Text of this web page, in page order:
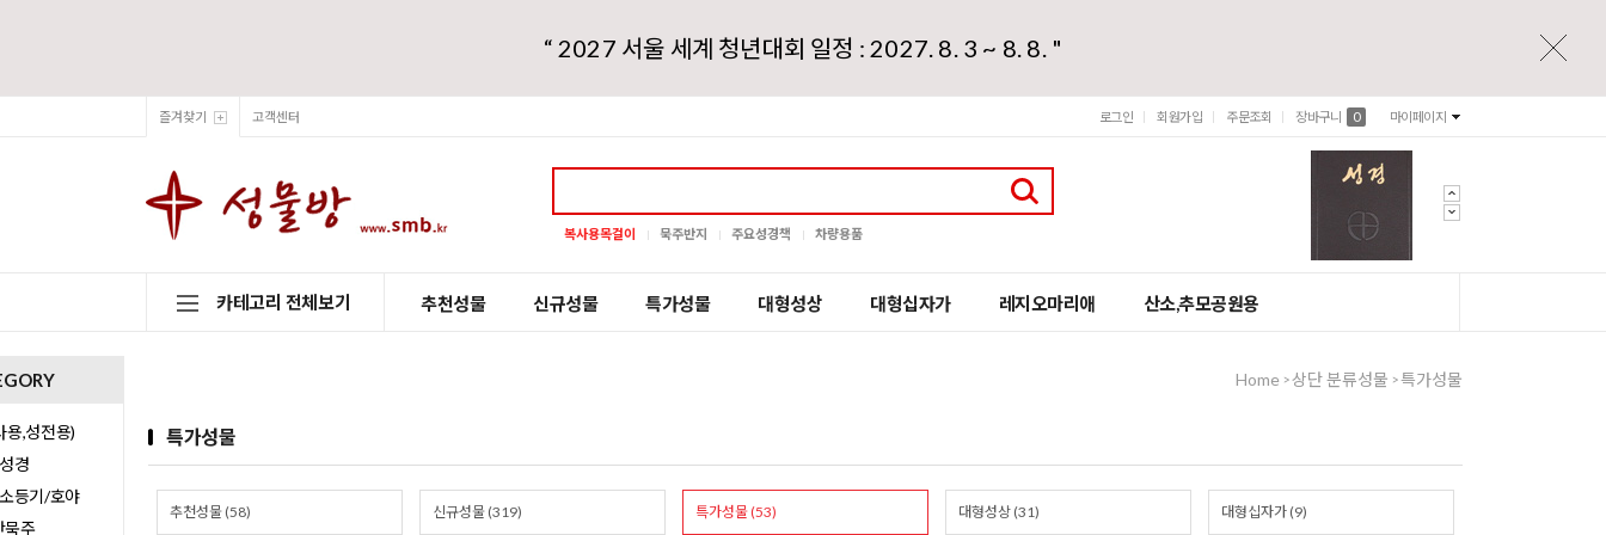
“ 2027 서울 세계 청년대회 일정 : 2027. 8. 3 ~ 8. 8. "
즐겨찾기 고객센터 로그인 회원가입 주문조회 장바구니 0 마이페이지
복사용목걸이 묵주반지 주요성경책 차량용품
카테고리 전체보기 추천성물 신규성물 특가성물 대형성상 대형십자가 레지오마리애 산소,추모공원용
용,성전용)
경
등기/호야
주
Home >상단 분류성물 >특가성물
특가성물
추천성물 (58) 신규성물 (319) 특가성물 (53) 대형성상 (31) 대형십자가 (9)